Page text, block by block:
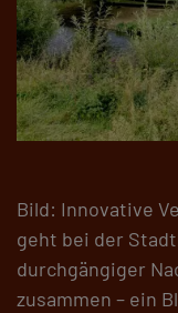
Bild: Innovative
geht bei der
durchgängiger
zusammen – ein